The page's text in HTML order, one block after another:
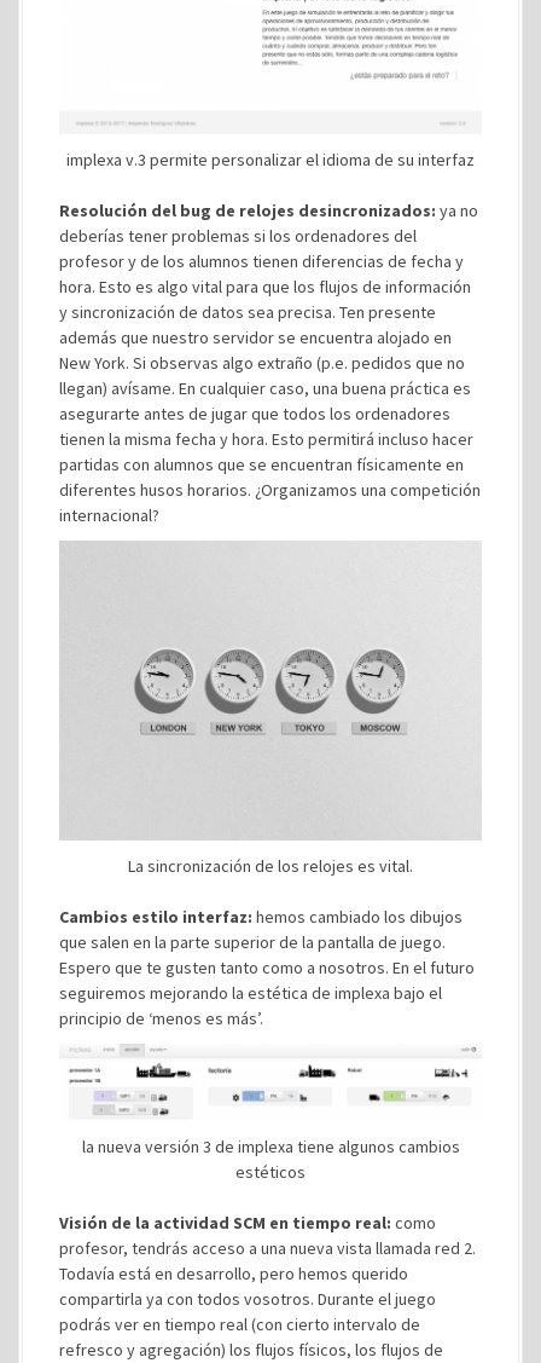
implexa v.3 permite personalizar el idioma de su interfaz
Resolución del bug de relojes desincronizados: ya no
deberías tener problemas si los ordenadores del
profesor y de los alumnos tienen diferencias de fecha y
hora. Esto es algo vital para que los flujos de información
y sincronización de datos sea precisa. Ten presente
además que nuestro servidor se encuentra alojado en
New York. Si observas algo extraño (p.e. pedidos que no
llegan) avísame. En cualquier caso, una buena práctica es
asegurarte antes de jugar que todos los ordenadores
tienen la misma fecha y hora. Esto permitirá incluso hacer
partidas con alumnos que se encuentran físicamente en
diferentes husos horarios. ¿Organizamos una competición
internacional?
La sincronización de los relojes es vital.
Cambios estilo interfaz: hemos cambiado los dibujos
que salen en la parte superior de la pantalla de juego.
Espero que te gusten tanto como a nosotros. En el futuro
seguiremos mejorando la estética de implexa bajo el
principio de ‘menos es más’.
la nueva versión 3 de implexa tiene algunos cambios
estéticos
Visión de la actividad SCM en tiempo real: como
profesor, tendrás acceso a una nueva vista llamada red 2.
Todavía está en desarrollo, pero hemos querido
compartirla ya con todos vosotros. Durante el juego
podrás ver en tiempo real (con cierto intervalo de
refresco y agregación) los flujos físicos, los flujos de